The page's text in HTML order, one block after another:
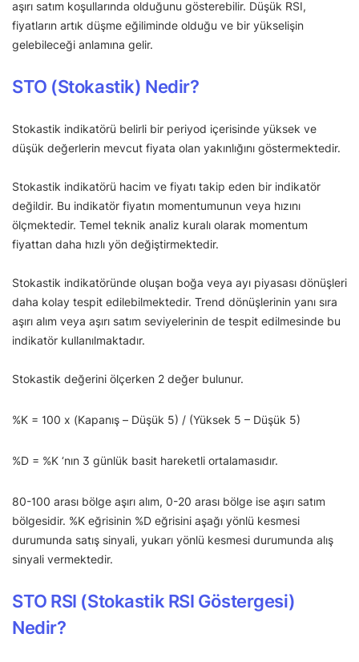
aşırı satım koşullarında olduğunu gösterebilir. Düşük RSI,
fiyatların artık düşme eğiliminde olduğu ve bir yükselişin
gelebileceği anlamına gelir.
STO (Stokastik) Nedir?
Stokastik indikatörü belirli bir periyod içerisinde yüksek ve
düşük değerlerin mevcut fiyata olan yakınlığını göstermektedir.
Stokastik indikatörü hacim ve fiyatı takip eden bir indikatör
değildir. Bu indikatör fiyatın momentumunun veya hızını
ölçmektedir. Temel teknik analiz kuralı olarak momentum
fiyattan daha hızlı yön değiştirmektedir.
Stokastik indikatöründe oluşan boğa veya ayı piyasası dönüşleri
daha kolay tespit edilebilmektedir. Trend dönüşlerinin yanı sıra
aşırı alım veya aşırı satım seviyelerinin de tespit edilmesinde bu
indikatör kullanılmaktadır.
Stokastik değerini ölçerken 2 değer bulunur.
%K = 100 x (Kapanış – Düşük 5) / (Yüksek 5 – Düşük 5)
%D = %K ‘nın 3 günlük basit hareketli ortalamasıdır.
80-100 arası bölge aşırı alım, 0-20 arası bölge ise aşırı satım
bölgesidir. %K eğrisinin %D eğrisini aşağı yönlü kesmesi
durumunda satış sinyali, yukarı yönlü kesmesi durumunda alış
sinyali vermektedir.
STO RSI (Stokastik RSI Göstergesi)
Nedir?